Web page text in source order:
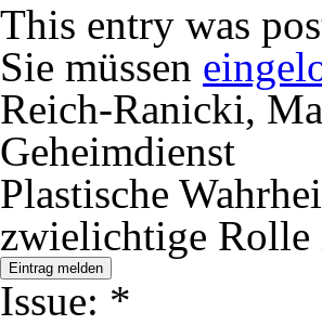
This entry was
Sie müssen
Reich-Ranicki,
Geheimdienst
Plastische
zwielichtige Rolle
Eintrag melden
Issue: *